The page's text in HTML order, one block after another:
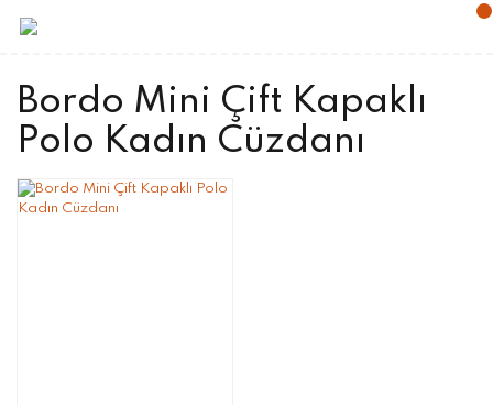
Bordo Mini Çift Kapaklı
Polo Kadın Cüzdanı